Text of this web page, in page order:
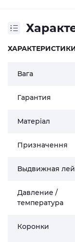
Вага
Гарантия
Матеріал
Призначення
Выдвижная
Давление /
температура
Коронки